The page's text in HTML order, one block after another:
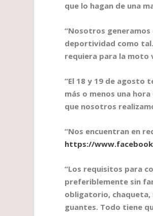
que lo hagan de una
“Nosotros generamos
deportividad como
requiera para la moto
“El 18 y 19 de agosto
más o menos una
que nosotros
“Nos encuentran en
https://
“Los requisitos para
preferiblemente sin
obligatorio, chaqueta,
guantes. Todo tiene